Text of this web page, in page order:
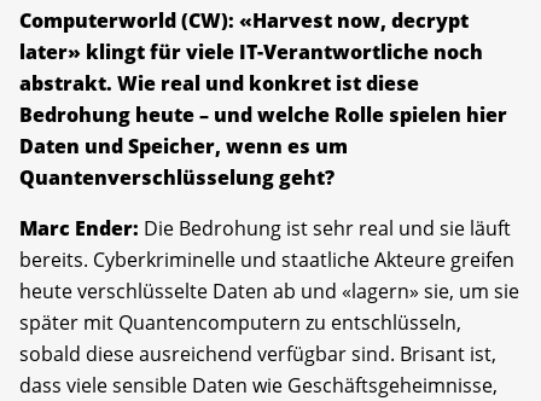
Computerworld (CW): «Harvest now, decrypt
later» klingt für viele IT-Verantwortliche noch
abstrakt. Wie real und konkret ist diese
Bedrohung heute – und welche Rolle spielen hier
Daten und Speicher, wenn es um
Quantenverschlüsselung geht?
Marc Ender: Die Bedrohung ist sehr real und sie läuft
bereits. Cyberkriminelle und staatliche Akteure greifen
heute verschlüsselte Daten ab und «lagern» sie, um sie
später mit Quantencomputern zu entschlüsseln,
sobald diese ausreichend verfügbar sind. Brisant ist,
dass viele sensible Daten wie Geschäftsgeheimnisse,